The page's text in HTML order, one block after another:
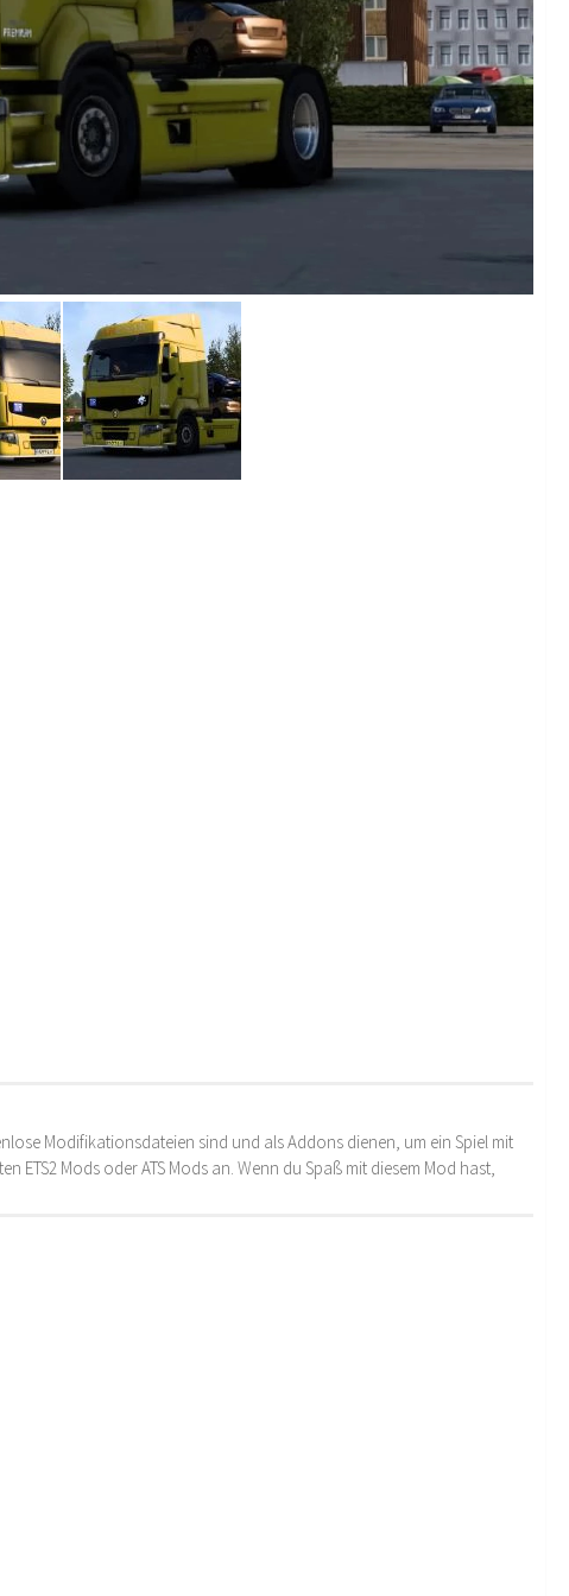
Modifikationsdateien sind und als Addons dienen, um ein Spiel mit
Mods oder ATS Mods an. Wenn du Spaß mit diesem Mod hast,